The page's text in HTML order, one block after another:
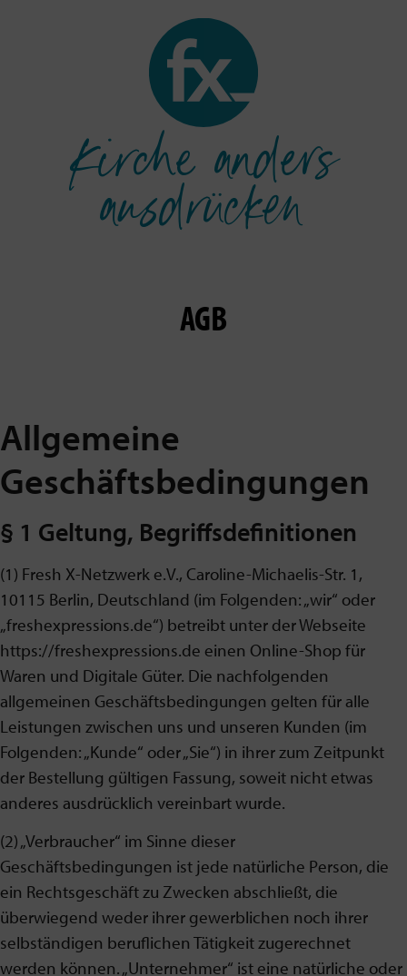
Kirche anders
ausdrücken
AGB
Allgemeine
Geschäftsbedingungen
§ 1 Geltung, Begriffsdefinitionen
(1) Fresh X-Netzwerk e.V., Caroline-Michaelis-Str. 1,
10115 Berlin, Deutschland (im Folgenden: „wir“ oder
„freshexpressions.de“) betreibt unter der Webseite
https://freshexpressions.de einen Online-Shop für
Waren und Digitale Güter. Die nachfolgenden
allgemeinen Geschäftsbedingungen gelten für alle
Leistungen zwischen uns und unseren Kunden (im
Folgenden: „Kunde“ oder „Sie“) in ihrer zum Zeitpunkt
der Bestellung gültigen Fassung, soweit nicht etwas
anderes ausdrücklich vereinbart wurde.
(2) „Verbraucher“ im Sinne dieser
Geschäftsbedingungen ist jede natürliche Person, die
ein Rechtsgeschäft zu Zwecken abschließt, die
überwiegend weder ihrer gewerblichen noch ihrer
selbständigen beruflichen Tätigkeit zugerechnet
werden können. „Unternehmer“ ist eine natürliche oder